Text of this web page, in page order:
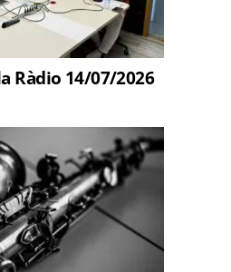
Ràdio 14/07/2026